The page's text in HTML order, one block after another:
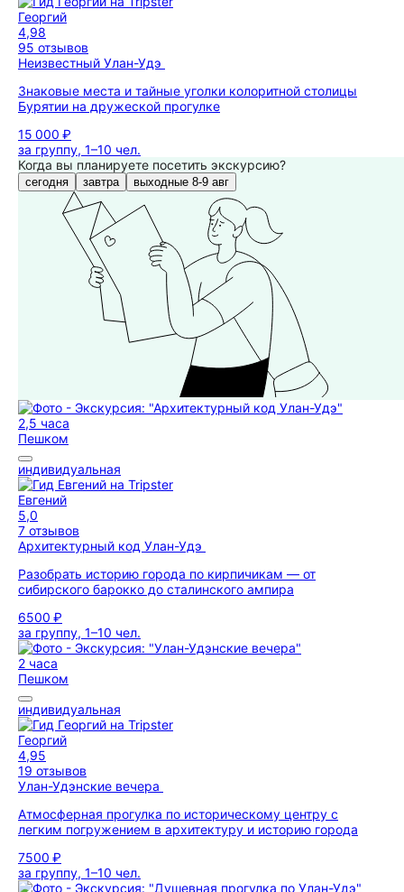
Георгий
4,98
95 отзывов
Неизвестный Улан-Удэ
Знаковые места и тайные уголки колоритной столицы
Бурятии на дружеской прогулке
15 000 ₽
за группу, 1–10 чел.
Когда вы планируете посетить экскурсию?
сегодня завтра выходные 8-9 авг
2,5 часа
Пешком
индивидуальная
Евгений
5,0
7 отзывов
Архитектурный код Улан-Удэ
Разобрать историю города по кирпичикам — от
сибирского барокко до сталинского ампира
6500 ₽
за группу, 1–10 чел.
2 часа
Пешком
индивидуальная
Георгий
4,95
19 отзывов
Улан-Удэнские вечера
Атмосферная прогулка по историческому центру с
легким погружением в архитектуру и историю города
7500 ₽
за группу, 1–10 чел.